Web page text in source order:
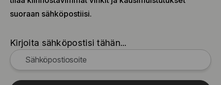
suoraan sähköpostiisi.
Kirjoita sähköpostisi tähän...